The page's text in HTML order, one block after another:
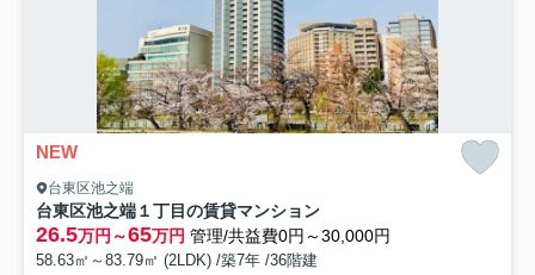
NEW
台東区池之端
台東区池之端１丁目の賃貸マンション
26.5万円～65万円 管理/共益費0円～30,000円
58.63㎡～83.79㎡ (2LDK) /築7年 /36階建